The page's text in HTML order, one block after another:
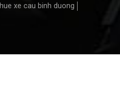
xe cau binh duong